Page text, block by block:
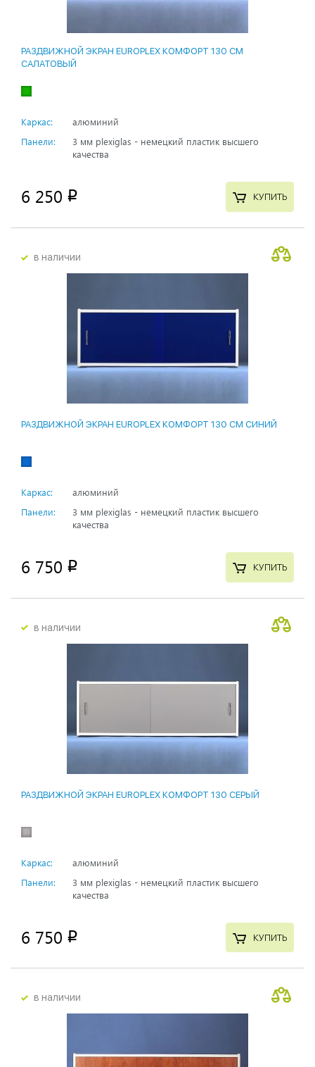
РАЗДВИЖНОЙ ЭКРАН EUROPLEX КОМФОРТ 130 СМ
САЛАТОВЫЙ
Каркас:
алюминий
Панели:
3 мм plexiglas - немецкий пластик высшего
качества
6 250 p КУПИТЬ
в наличии
РАЗДВИЖНОЙ ЭКРАН EUROPLEX КОМФОРТ 130 СМ СИНИЙ
Каркас:
алюминий
Панели:
3 мм plexiglas - немецкий пластик высшего
качества
6 750 p КУПИТЬ
в наличии
РАЗДВИЖНОЙ ЭКРАН EUROPLEX КОМФОРТ 130 СЕРЫЙ
Каркас:
алюминий
Панели:
3 мм plexiglas - немецкий пластик высшего
качества
6 750 p КУПИТЬ
в наличии